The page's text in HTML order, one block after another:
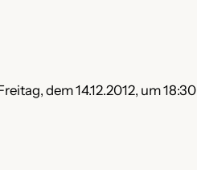
dem 14.12.2012, um